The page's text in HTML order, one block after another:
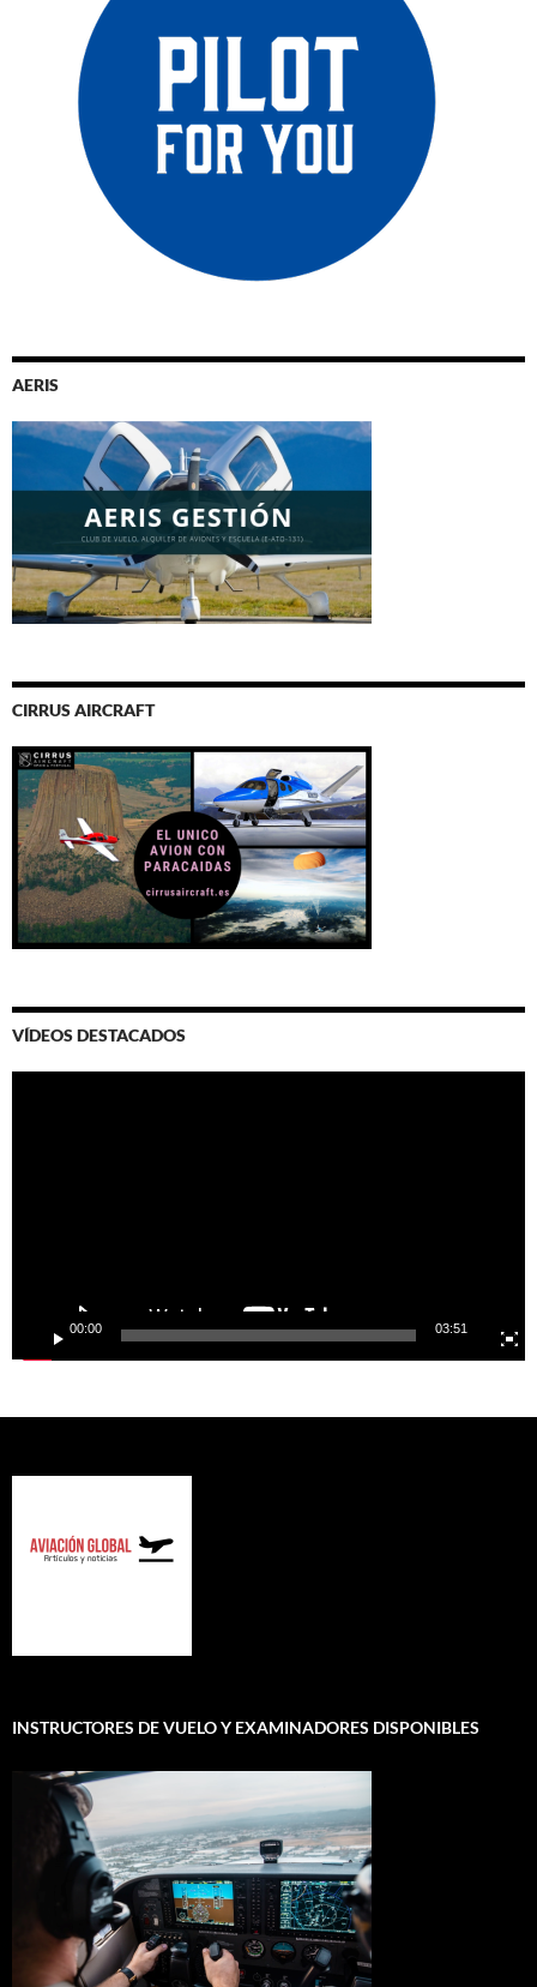
AERIS
CIRRUS AIRCRAFT
VÍDEOS DESTACADOS
00:00 03:51
INSTRUCTORES DE VUELO Y EXAMINADORES DISPONIBLES